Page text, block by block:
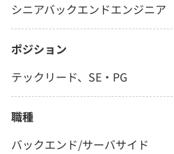
シニアバックエンドエンジニア
ポジション
テックリード、SE・PG
職種
バックエンド/サーバサイド